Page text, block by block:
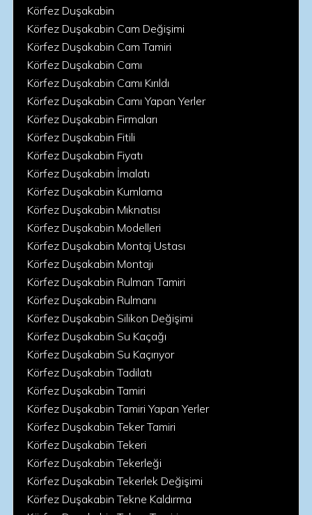
Körfez Duşakabin
Körfez Duşakabin Cam Değişimi
Körfez Duşakabin Cam Tamiri
Körfez Duşakabin Camı
Körfez Duşakabin Camı Kırıldı
Körfez Duşakabin Camı Yapan Yerler
Körfez Duşakabin Firmaları
Körfez Duşakabin Fitili
Körfez Duşakabin Fiyatı
Körfez Duşakabin İmalatı
Körfez Duşakabin Kumlama
Körfez Duşakabin Mıknatısı
Körfez Duşakabin Modelleri
Körfez Duşakabin Montaj Ustası
Körfez Duşakabin Montajı
Körfez Duşakabin Rulman Tamiri
Körfez Duşakabin Rulmanı
Körfez Duşakabin Silikon Değişimi
Körfez Duşakabin Su Kaçağı
Körfez Duşakabin Su Kaçırıyor
Körfez Duşakabin Tadilatı
Körfez Duşakabin Tamiri
Körfez Duşakabin Tamiri Yapan Yerler
Körfez Duşakabin Teker Tamiri
Körfez Duşakabin Tekeri
Körfez Duşakabin Tekerleği
Körfez Duşakabin Tekerlek Değişimi
Körfez Duşakabin Tekne Kaldırma